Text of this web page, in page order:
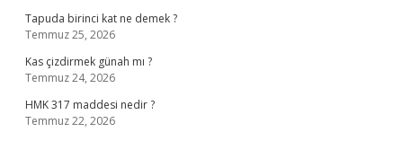
Tapuda birinci kat ne demek ?
Temmuz 25, 2026
Kas çizdirmek günah mı ?
Temmuz 24, 2026
HMK 317 maddesi nedir ?
Temmuz 22, 2026